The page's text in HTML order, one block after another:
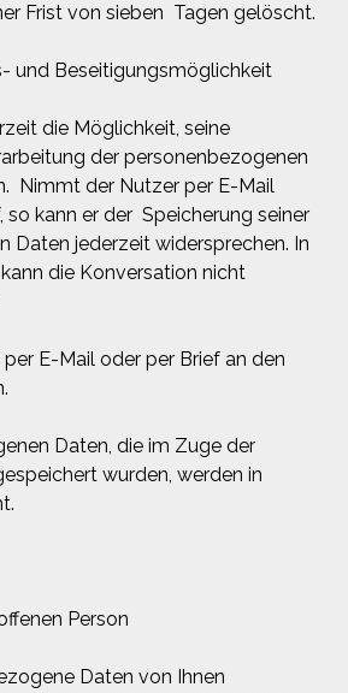
Frist von sieben Tagen gelöscht.
Beseitigungsmöglichkeit
die Möglichkeit, seine
der personenbezogenen
Nimmt der Nutzer per E-Mail
kann er der Speicherung seiner
Daten jederzeit widersprechen. In
die Konversation nicht
E-Mail oder per Brief an den
Daten, die im Zuge der
wurden, werden in
Person
Daten von Ihnen